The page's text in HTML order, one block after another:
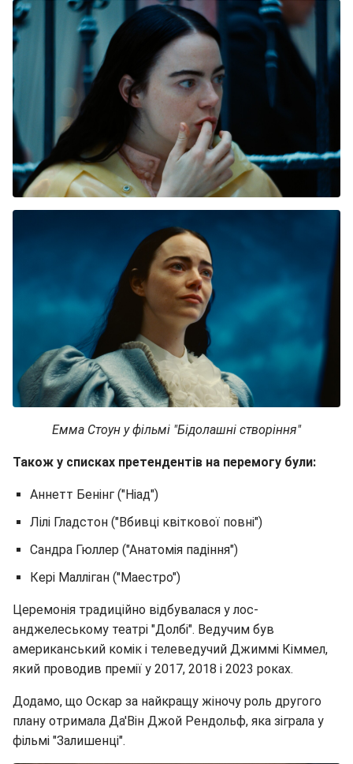
Емма Стоун у фільмі "Бідолашні створіння"
Також у списках претендентів на перемогу були:
Аннетт Бенінг ("Ніад")
Лілі Гладстон ("Вбивці квіткової повні")
Сандра Гюллер ("Анатомія падіння")
Кері Малліган ("Маестро")
Церемонія традиційно відбувалася у лос-
анджелеському театрі "Долбі". Ведучим був
американський комік і телеведучий Джиммі Кіммел,
який проводив премії у 2017, 2018 і 2023 роках.
Додамо, що Оскар за найкращу жіночу роль другого
плану отримала Да'Він Джой Рендольф, яка зіграла у
фільмі "Залишенці".